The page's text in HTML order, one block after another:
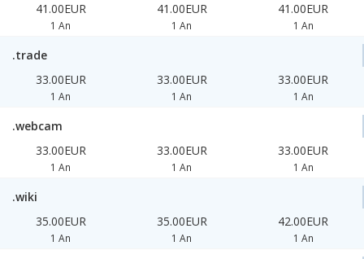
41.00EUR
1 An
41.00EUR
1 An
41.00EUR
1 An
.trade
33.00EUR
1 An
33.00EUR
1 An
33.00EUR
1 An
.webcam
33.00EUR
1 An
33.00EUR
1 An
33.00EUR
1 An
.wiki
35.00EUR
1 An
35.00EUR
1 An
42.00EUR
1 An